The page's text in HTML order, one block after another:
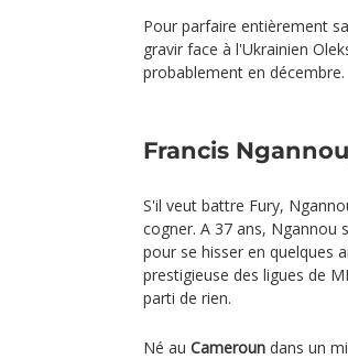
Pour parfaire entièrement
gravir face à l'Ukrainien
probablement en décembre.
Francis
S'il veut battre Fury,
cogner. A 37 ans, Ngannou
pour se hisser en quelques
prestigieuse des ligues de
parti de rien.
Né au Cameroun dans un